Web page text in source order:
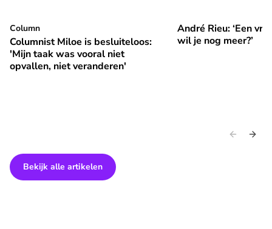
Columnist Miloe is besluiteloos: 'Mijn taak was vooral niet
⭐ Premium
Column
Columnist Miloe is besluiteloos:
'Mijn taak was vooral niet
opvallen, niet veranderen'
André Rieu: ‘Een
⭐Premium
André Rieu: ‘Een
wil je nog meer?’
Bekijk alle artikelen